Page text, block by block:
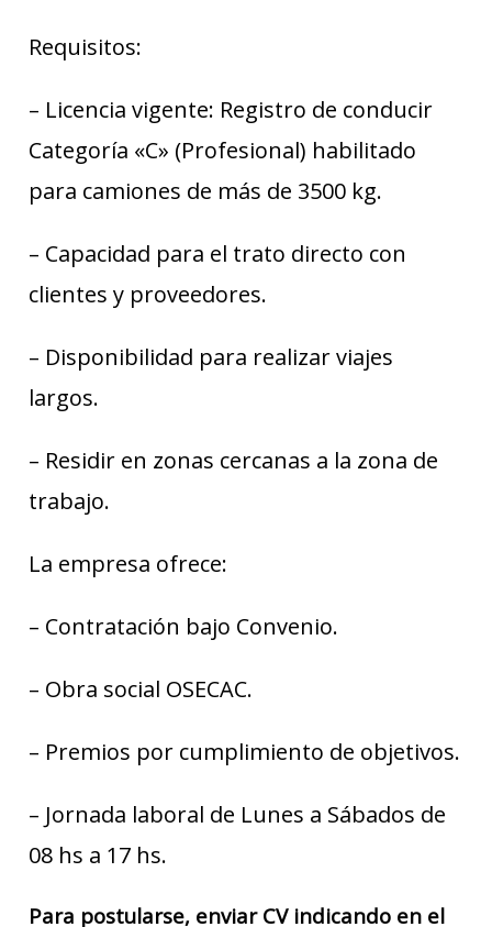
Requisitos:
– Licencia vigente: Registro de conducir
Categoría «C» (Profesional) habilitado
para camiones de más de 3500 kg.
– Capacidad para el trato directo con
clientes y proveedores.
– Disponibilidad para realizar viajes
largos.
– Residir en zonas cercanas a la zona de
trabajo.
La empresa ofrece:
– Contratación bajo Convenio.
– Obra social OSECAC.
– Premios por cumplimiento de objetivos.
– Jornada laboral de Lunes a Sábados de
08 hs a 17 hs.
Para postularse, enviar CV indicando en el